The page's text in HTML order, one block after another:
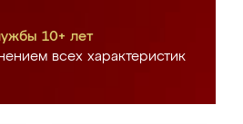
10+ лет
всех характеристик